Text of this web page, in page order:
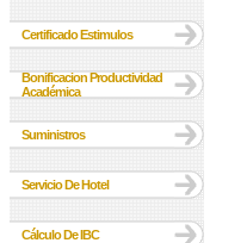
Certificado Estimulos
Bonificacion Productividad
Académica
Suministros
Servicio De Hotel
Cálculo De IBC